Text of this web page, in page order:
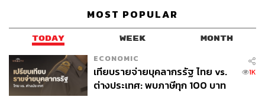
MOST POPULAR
TODAY WEEK MONTH
ECONOMIC
เทียบรายจ่ายบุคลากรรัฐ ไทย vs.
ต่างประเทศ: พบภาษีทุก 100 บาท
1K